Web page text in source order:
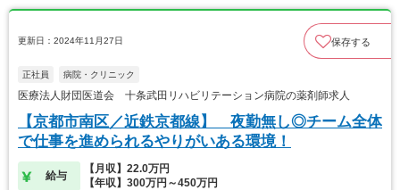
更新日：2024年11月27日 保存する
正社員 病院・クリニック
医療法人財団医道会 十条武田リハビリテーション病院の薬剤師求人
【京都市南区／近鉄京都線】 夜勤無し◎チーム全体
で仕事を進められるやりがいある環境！
給与
【月収】22.0万円
【年収】300万円～450万円